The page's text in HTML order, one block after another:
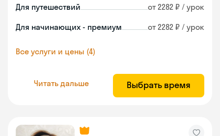
Для путешествий от 2282 ₽ / урок
Для начинающих - премиум от 2282 ₽ / урок
Все услуги и цены (4)
Читать дальше Выбрать время